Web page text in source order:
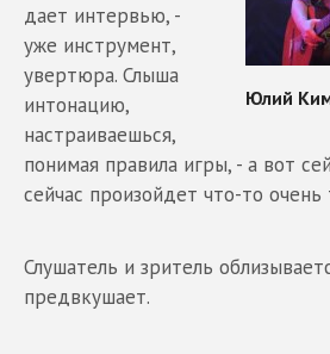
дает интервью, -
уже инструмент,
увертюра. Слыша
интонацию,
настраиваешься,
понимая правила игры, - а вот
сейчас произойдет что-то очень
Слушатель и зритель
предвкушает.